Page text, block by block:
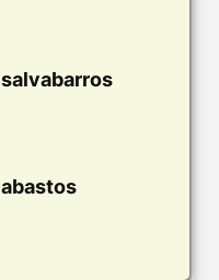
salvabarros
abastos